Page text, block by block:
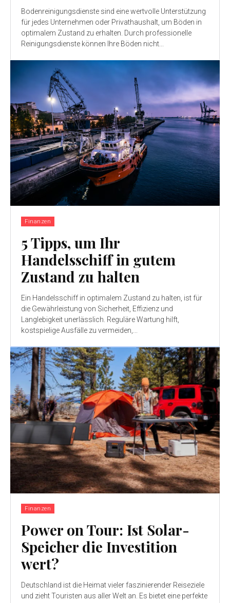
Bodenreinigungsdienste sind eine wertvolle Unterstützung
für jedes Unternehmen oder Privathaushalt, um Böden in
optimalem Zustand zu erhalten. Durch professionelle
Reinigungsdienste können Ihre Böden nicht...
Finanzen
5 Tipps, um Ihr
Handelsschiff in gutem
Zustand zu halten
Ein Handelsschiff in optimalem Zustand zu halten, ist für
die Gewährleistung von Sicherheit, Effizienz und
Langlebigkeit unerlässlich. Reguläre Wartung hilft,
kostspielige Ausfälle zu vermeiden,...
Finanzen
Power on Tour: Ist Solar-
Speicher die Investition
wert?
Deutschland ist die Heimat vieler faszinierender Reiseziele
und zieht Touristen aus aller Welt an. Es bietet eine perfekte